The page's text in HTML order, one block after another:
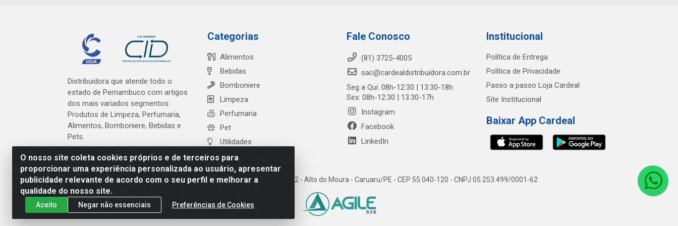
O nosso site coleta cookies próprios e de terceiros para
proporcionar uma experiência personalizada ao usuário, apresentar
publicidade relevante de acordo com o seu perfil e melhorar a
qualidade do nosso site.
Aceito Negar não essenciais Preferências de Cookies
Distribuidora que atende todo o
estado de Pernambuco com artigos
dos mais variados segmentos:
Produtos de Limpeza, Perfumaria,
Alimentos, Bomboniere, Bebidas e
Pets.
Categorias
Alimentos
Bebidas
Bomboniere
Limpeza
Perfumaria
Pet
Utilidades
Fale Conosco
(81) 3725-4005
sac@cardealdistribuidora.com.br
Seg a Qui: 08h-12:30 | 13:30-18h
Sex: 08h-12:30 | 13:30-17h
Instagram
Facebook
LinkedIn
Institucional
Política de Entrega
Política de Privacidade
Passo a passo Loja Cardeal
Site Institucional
Baixar App Cardeal
Cardeal Distribuidora - Estrada Alto do Moura, 582 - Alto do Moura - Caruaru/PE - CEP 55.040-120 - CNPJ 05.253.499/0001-62